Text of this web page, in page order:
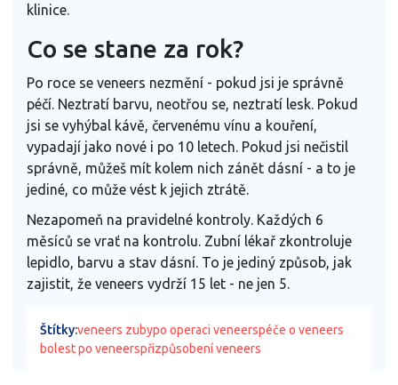
klinice.
Co se stane za rok?
Po roce se veneers nezmění - pokud jsi je správně
péčí. Neztratí barvu, neotřou se, neztratí lesk. Pokud
jsi se vyhýbal kávě, červenému vínu a kouření,
vypadají jako nové i po 10 letech. Pokud jsi nečistil
správně, můžeš mít kolem nich zánět dásní - a to je
jediné, co může vést k jejich ztrátě.
Nezapomeň na pravidelné kontroly. Každých 6
měsíců se vrať na kontrolu. Zubní lékař zkontroluje
lepidlo, barvu a stav dásní. To je jediný způsob, jak
zajistit, že veneers vydrží 15 let - ne jen 5.
Štítky:veneers zubypo operaci veneerspéče o veneers
bolest po veneerspřizpůsobení veneers